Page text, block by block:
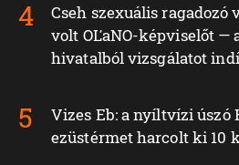
Cseh szexuális ragadozó
volt OĽaNO-képviselőt —
hivatalból vizsgálatot
Vizes Eb: a nyíltvízi úszó
ezüstérmet harcolt ki 10